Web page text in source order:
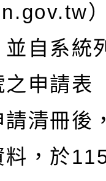
並自系統
之申請表
請清冊後
料，於